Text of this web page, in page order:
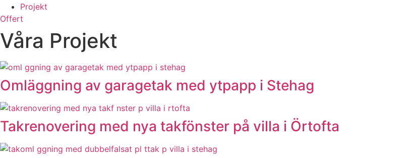
Projekt
Offert
Våra Projekt
Omläggning av garagetak med ytpapp i Stehag
Takrenovering med nya takfönster på villa i Örtofta